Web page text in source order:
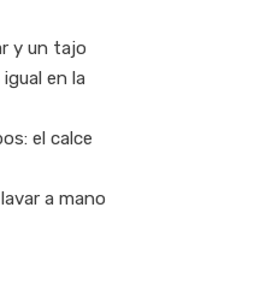
y un tajo
en la
el calce
a mano